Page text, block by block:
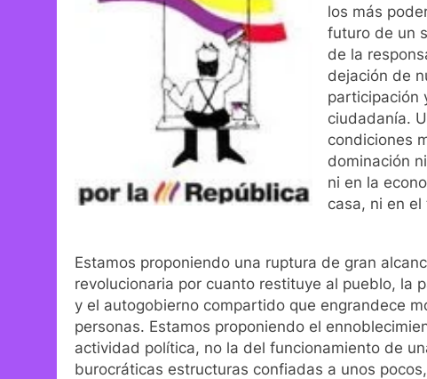
los más
futuro de un
de la
dejación de
participación
ciudadanía.
condiciones
dominación
ni en la
casa, ni en
Estamos proponiendo una ruptura de gran
revolucionaria por cuanto restituye al pueblo, la
y el autogobierno compartido que engrandece
personas. Estamos proponiendo el
actividad política, no la del funcionamiento de
burocráticas estructuras confiadas a unos